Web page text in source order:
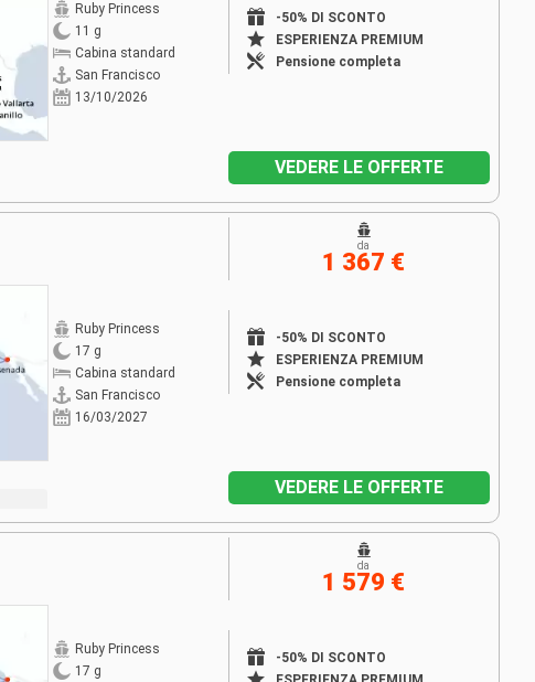
Ruby Princess
11 g
Cabina standard
San Francisco
13/10/2026
-50% DI SCONTO
ESPERIENZA PREMIUM
Pensione completa
VEDERE LE OFFERTE
Ruby Princess
17 g
Cabina standard
San Francisco
16/03/2027
-50% DI SCONTO
ESPERIENZA PREMIUM
Pensione completa
da
1 367 €
VEDERE LE OFFERTE
Ruby Princess
17 g
-50% DI SCONTO
da
1 579 €